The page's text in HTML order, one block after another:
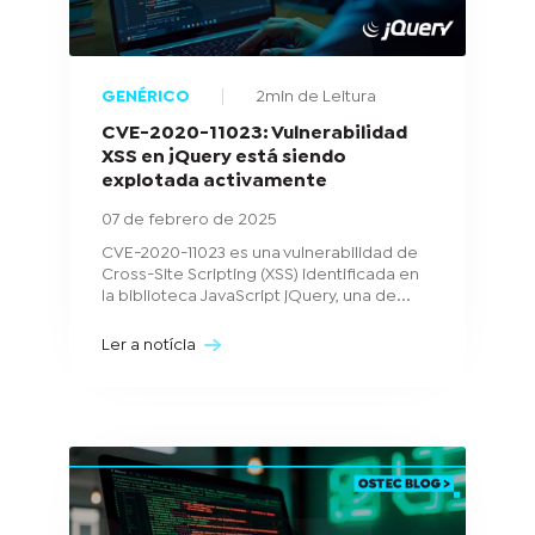
GENÉRICO 2min de Leitura
CVE-2020-11023: Vulnerabilidad
XSS en jQuery está siendo
explotada activamente
07 de febrero de 2025
CVE-2020-11023 es una vulnerabilidad de
Cross-Site Scripting (XSS) identificada en
la biblioteca JavaScript jQuery, una de...
Ler a notícia